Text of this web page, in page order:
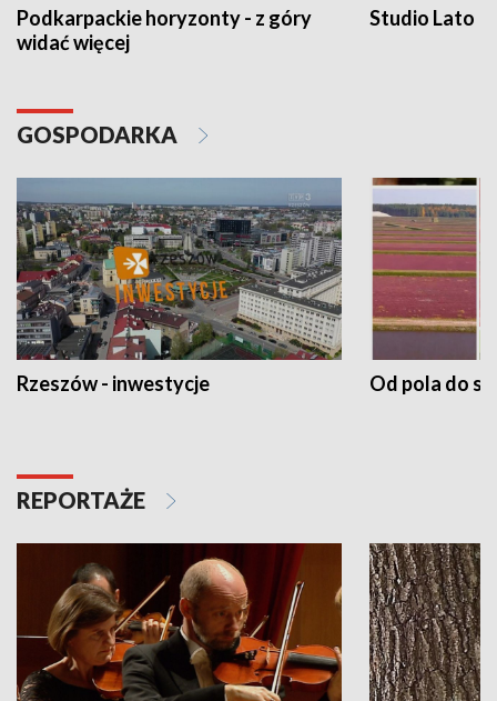
Podkarpackie horyzonty - z góry
widać więcej
Studio Lato
GOSPODARKA
Rzeszów - inwestycje Od pola do
REPORTAŻE